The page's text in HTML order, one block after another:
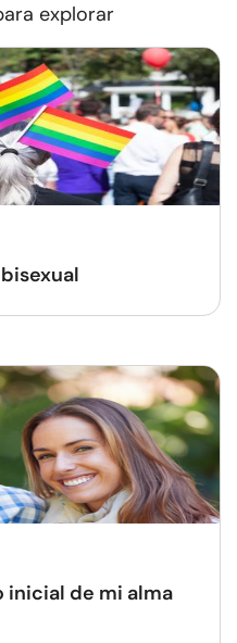
explorar
inicial de mi alma